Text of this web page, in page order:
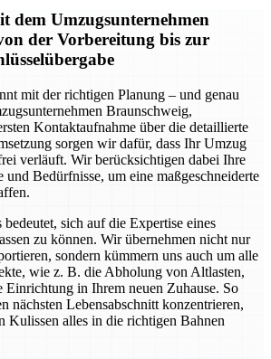
dem Umzugsunternehmen
der Vorbereitung bis zur
mit der richtigen Planung – und genau
Braunschweig,
Kontaktaufnahme über die detaillierte
sorgen wir dafür, dass Ihr Umzug
verläuft. Wir berücksichtigen dabei Ihre
Bedürfnisse, um eine maßgeschneiderte
sich auf die Expertise eines
zu können. Wir übernehmen nicht nur
sondern kümmern uns auch um alle
wie z. B. die Abholung von Altlasten,
Einrichtung in Ihrem neuen Zuhause. So
nächsten Lebensabschnitt konzentrieren,
Kulissen alles in die richtigen Bahnen